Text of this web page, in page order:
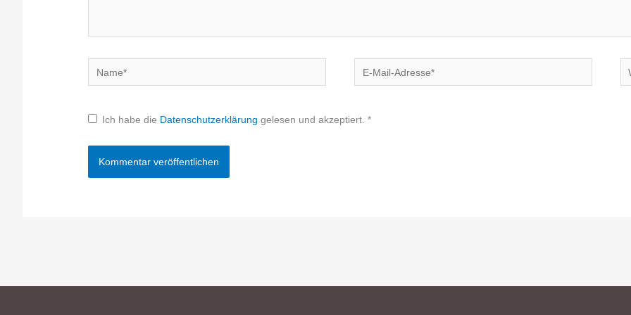
Name*
E-
Mail-
Ich habe die Datenschutzerklärunggelesen und akzeptiert. *